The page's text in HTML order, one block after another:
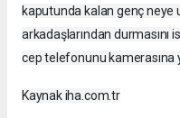
kaputunda kalan genç neye
arkadaşlarından durmasını
cep telefonunu kamerasına
Kaynak iha.com.tr